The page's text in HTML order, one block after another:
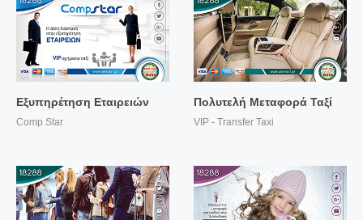
Περισσότερα...
Εξυπηρέτηση Εταιρειών
Comp Star
Περισσότερα...
Πολυτελή Μεταφορά Ταξί
VIP - Transfer Taxi